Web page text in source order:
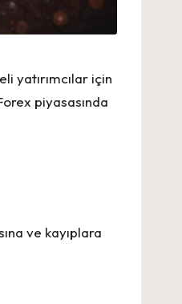
yatırımcılar için
piyasasında
ve kayıplara